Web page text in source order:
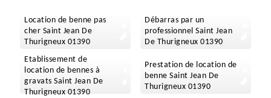
Location de benne pas
cher Saint Jean De
Thurigneux 01390
Débarras par un
professionnel Saint Jean
De Thurigneux 01390
Etablissement de
location de bennes à
gravats Saint Jean De
Thurigneux 01390
Prestation de location de
benne Saint Jean De
Thurigneux 01390